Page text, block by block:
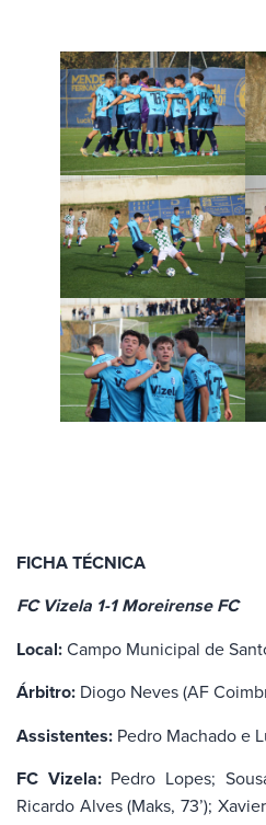
FICHA TÉCNICA
FC Vizela 1-1 Moreirense FC
Local:Campo Municipal de
Árbitro: Diogo Neves (AF
Assistentes: Pedro Machado e
FC Vizela:Pedro Lopes;
Ricardo Alves (Maks, 73’);